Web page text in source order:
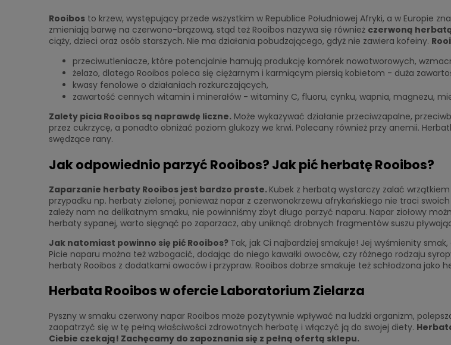
Rooibos to krzew, występujący przede wszystkim w Republice Południowej Afryki, a w Europie
zmieniają barwę na czerwono-brązową, stąd też Rooibos nazywa się również czerwoną
ciąży, dzieci oraz osób starszych. Nie ma działania pobudzającego, gdyż nie zawiera kofeiny.
przeciwutleniacze, które potencjalnie hamują produkcję komórek nowotworowych,
żelazo, dlatego Rooibos poleca się ciężarnym i karmiącym piersią kobietom - duża
kwasy fenolowe o działaniach rozkurczających,
zawartość cennych witamin i minerałów - witaminy C, fluoru, cynku, wapnia, magnezu,
Zalety picia Rooibos są naprawdę liczne. Może wykazywać działanie przeciwzapalne,
przez cukrzycę, a ponadto obniżać poziom glukozy we krwi. Polecany również przy anemii.
swędzące rany.
Jak odpowiednio parzyć Rooibos? Jak pić herbatę Rooibos?
Zaparzanie herbaty Rooibos jest bardzo proste. Kubek z herbatą wystarczy zalać
przypadku np. herbaty zielonej, ponieważ napar z czerwonokrzewu afrykańskiego nie traci
zależy nam na delikatnym smaku, nie powinniśmy zbyt długo parzyć naparu. Napar ziołowy
herbaty sypanej, warto sięgnąć po zaparzacz, aby uniknąć drobnych fragmentów suszu
Jak natomiast powinno się pić Rooibos? Tak, jak Ci najbardziej smakuje! Jej wyśmienity
Picie naparu można też wzbogacić, dodając do niego kawałki owoców, czy różnego rodzaju
herbaty Rooibos z dodatkami owoców i przypraw. Rooibos dobrze smakuje też schłodzona jako
Herbata Rooibos w ofercie Laboratorium Zielarza
Pyszny w smaku czerwony napar Rooibos może pozytywnie wpływać na ludzki organizm,
zaopatrzyć się w tę pełną właściwości zdrowotnych herbatę i włączyć ją do swojej diety.
Ciebie czekają! Zachęcamy do zapoznania się z pełną ofertą sklepu.